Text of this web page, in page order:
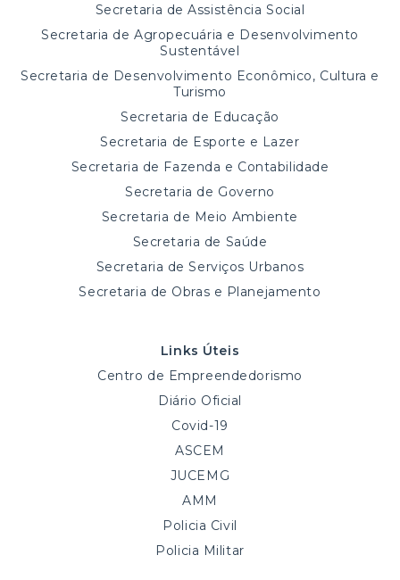
Secretaria de Assistência Social
Secretaria de Agropecuária e Desenvolvimento
Sustentável
Secretaria de Desenvolvimento Econômico, Cultura e
Turismo
Secretaria de Educação
Secretaria de Esporte e Lazer
Secretaria de Fazenda e Contabilidade
Secretaria de Governo
Secretaria de Meio Ambiente
Secretaria de Saúde
Secretaria de Serviços Urbanos
Secretaria de Obras e Planejamento
Links Úteis
Centro de Empreendedorismo
Diário Oficial
Covid-19
ASCEM
JUCEMG
AMM
Policia Civil
Policia Militar